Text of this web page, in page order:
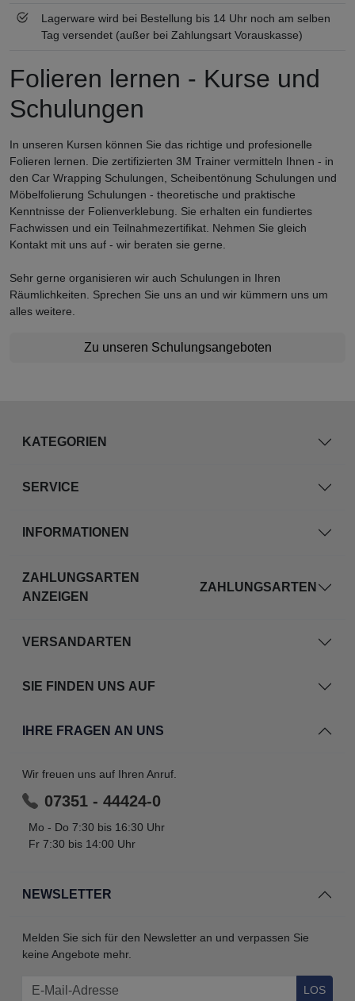
Lagerware wird bei Bestellung bis 14 Uhr noch am selben
Tag versendet (außer bei Zahlungsart Vorauskasse)
Folieren lernen - Kurse und
Schulungen
In unseren Kursen können Sie das richtige und profesionelle
Folieren lernen. Die zertifizierten 3M Trainer vermitteln Ihnen - in
den Car Wrapping Schulungen, Scheibentönung Schulungen und
Möbelfolierung Schulungen - theoretische und praktische
Kenntnisse der Folienverklebung. Sie erhalten ein fundiertes
Fachwissen und ein Teilnahmezertifikat. Nehmen Sie gleich
Kontakt mit uns auf - wir beraten sie gerne.
Sehr gerne organisieren wir auch Schulungen in Ihren
Räumlichkeiten. Sprechen Sie uns an und wir kümmern uns um
alles weitere.
Zu unseren Schulungsangeboten
KATEGORIEN
SERVICE
INFORMATIONEN
NEWSLETTER
Melden Sie sich für den Newsletter an und verpassen Sie
keine Angebote mehr.
LOS
ZAHLUNGSARTEN
ANZEIGEN
ZAHLUNGSARTEN
VERSANDARTEN
SIE FINDEN UNS AUF
IHRE FRAGEN AN UNS
Wir freuen uns auf Ihren Anruf.
07351 - 44424-0
Mo - Do 7:30 bis 16:30 Uhr
Fr 7:30 bis 14:00 Uhr